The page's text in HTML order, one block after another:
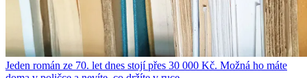
Jeden román ze 70. let dnes stojí přes 30 000 Kč. Možná ho máte